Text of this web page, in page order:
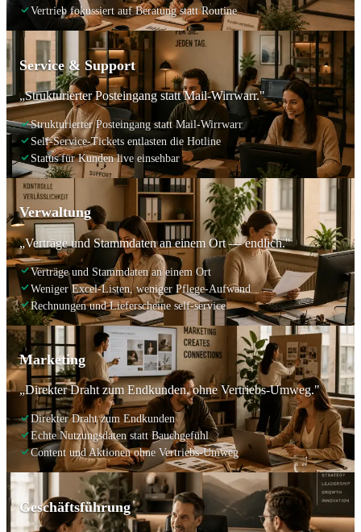
Vertrieb fokussiert auf Beratung statt Routine
Service & Support
„Strukturierter Posteingang statt Mail-Wirrwarr."
Strukturierter Posteingang statt Mail-Wirrwarr
Self-Service-Tickets entlasten die Hotline
Status für Kunden live einsehbar
Verwaltung
„Verträge und Stammdaten an einem Ort — endlich."
Verträge und Stammdaten an einem Ort
Weniger Excel-Listen, weniger Pflege-Aufwand
Rechnungen und Lieferscheine self-service
Marketing
„Direkter Draht zum Endkunden, ohne Vertriebs-Umweg."
Direkter Draht zum Endkunden
Echte Nutzungsdaten statt Bauchgefühl
Content und Aktionen ohne Vertriebs-Umweg
Geschäftsführung